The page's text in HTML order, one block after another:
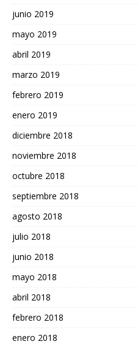
junio 2019
mayo 2019
abril 2019
marzo 2019
febrero 2019
enero 2019
diciembre 2018
noviembre 2018
octubre 2018
septiembre 2018
agosto 2018
julio 2018
junio 2018
mayo 2018
abril 2018
febrero 2018
enero 2018